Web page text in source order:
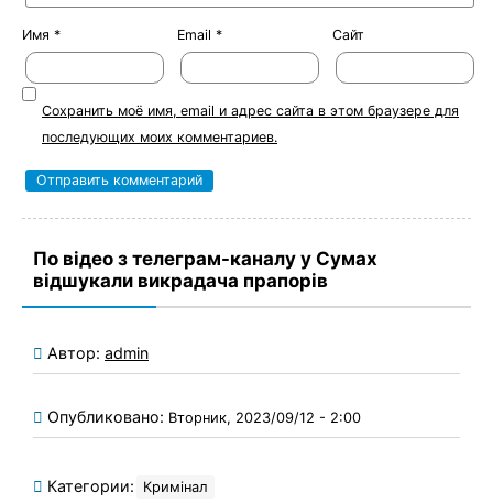
Имя * Email * Сайт
Сохранить моё имя, email и адрес сайта в этом браузере для
последующих моих комментариев.
По відео з телеграм-каналу у Сумах
відшукали викрадача прапорів
Автор: admin
Опубликовано: Вторник, 2023/09/12 - 2:00
Категории: Кримінал